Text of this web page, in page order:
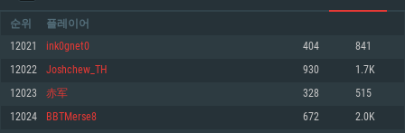
순위 플레이어
12021 ink0gnet0 404 841
12022 Joshchew_TH 930 1.7K
12023 赤军 328 515
12024 BBTMerse8 672 2.0K